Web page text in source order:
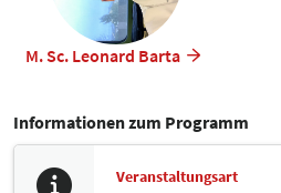
M. Sc. Leonard Barta
Informationen zum Programm
Veranstaltungsart